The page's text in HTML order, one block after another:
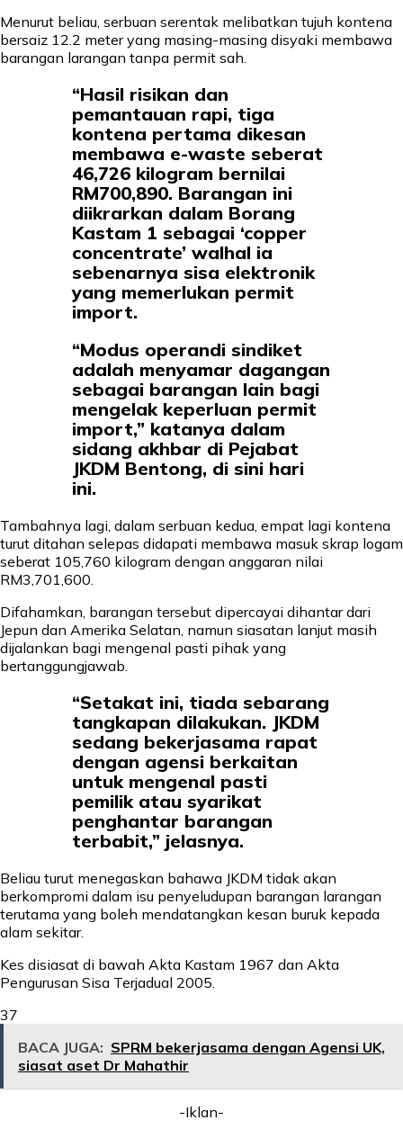
Menurut beliau, serbuan serentak melibatkan tujuh kontena
bersaiz 12.2 meter yang masing-masing disyaki membawa
barangan larangan tanpa permit sah.
“Hasil risikan dan
pemantauan rapi, tiga
kontena pertama dikesan
membawa e-waste seberat
46,726 kilogram bernilai
RM700,890. Barangan ini
diikrarkan dalam Borang
Kastam 1 sebagai ‘copper
concentrate’ walhal ia
sebenarnya sisa elektronik
yang memerlukan permit
import.
“Modus operandi sindiket
adalah menyamar dagangan
sebagai barangan lain bagi
mengelak keperluan permit
import,” katanya dalam
sidang akhbar di Pejabat
JKDM Bentong, di sini hari
ini.
Tambahnya lagi, dalam serbuan kedua, empat lagi kontena
turut ditahan selepas didapati membawa masuk skrap logam
seberat 105,760 kilogram dengan anggaran nilai
RM3,701,600.
Difahamkan, barangan tersebut dipercayai dihantar dari
Jepun dan Amerika Selatan, namun siasatan lanjut masih
dijalankan bagi mengenal pasti pihak yang
bertanggungjawab.
“Setakat ini, tiada sebarang
tangkapan dilakukan. JKDM
sedang bekerjasama rapat
dengan agensi berkaitan
untuk mengenal pasti
pemilik atau syarikat
penghantar barangan
terbabit,” jelasnya.
Beliau turut menegaskan bahawa JKDM tidak akan
berkompromi dalam isu penyeludupan barangan larangan
terutama yang boleh mendatangkan kesan buruk kepada
alam sekitar.
Kes disiasat di bawah Akta Kastam 1967 dan Akta
Pengurusan Sisa Terjadual 2005.
37
BACA JUGA: SPRM bekerjasama dengan Agensi UK,
siasat aset Dr Mahathir
-Iklan-